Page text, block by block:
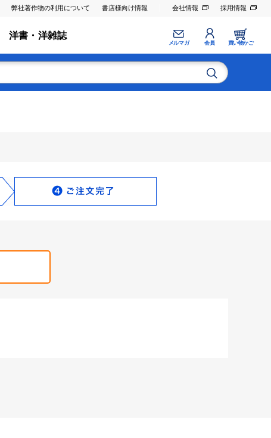
弊社著作物の利用について 書店様向け情報 会社情報 採用情報
洋書・洋雑誌
メルマガ 会員 買い物かご